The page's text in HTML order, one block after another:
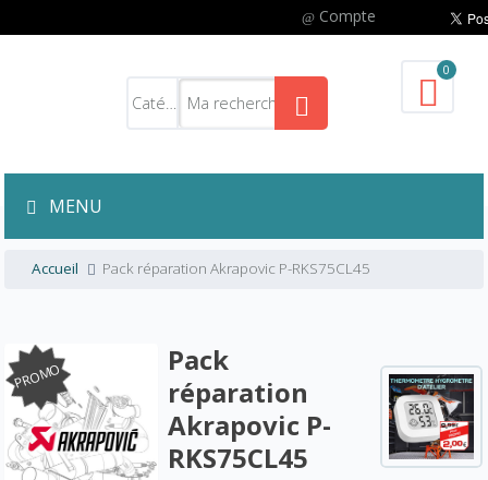
Compte
0
MENU
Accueil Pack réparation Akrapovic P-RKS75CL45
PROMO
Pack
réparation
Akrapovic P-
RKS75CL45